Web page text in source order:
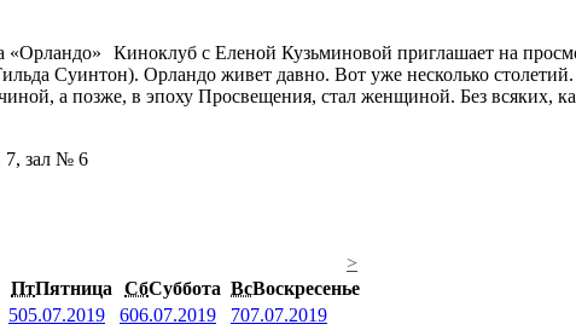
Киноклуб с Еленой Кузьминовой приглашает на
Суинтон). Орландо живет давно. Вот уже несколько
а позже, в эпоху Просвещения, стал женщиной. Без всяких,
7, зал № 6
>
ПтПятница СбСуббота ВсВоскресенье
505.07.2019 606.07.2019 707.07.2019